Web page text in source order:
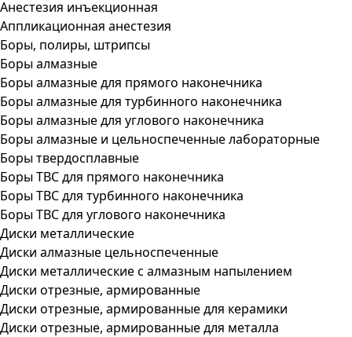
Анестезия инъекционная
Аппликационная анестезия
Боры, полиры, штрипсы
Боры алмазные
Боры алмазные для прямого наконечника
Боры алмазные для турбинного наконечника
Боры алмазные для углового наконечника
Боры алмазные и цельноспеченные лабораторные
Боры твердосплавные
Боры ТВС для прямого наконечника
Боры ТВС для турбинного наконечника
Боры ТВС для углового наконечника
Диски металлические
Диски алмазные цельноспеченные
Диски металлические с алмазным напылением
Диски отрезные, армированные
Диски отрезные, армированные для керамики
Диски отрезные, армированные для металла